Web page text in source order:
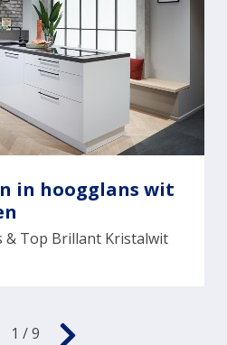
in hoogglans wit
& Top Brillant Kristalwit
1 / 9